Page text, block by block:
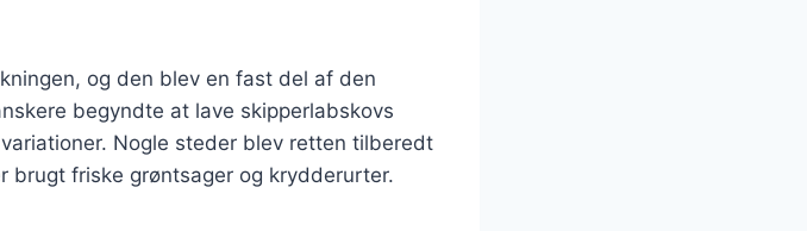
og den blev en fast del af den
begyndte at lave skipperlabskovs
Nogle steder blev retten tilberedt
friske grøntsager og krydderurter.